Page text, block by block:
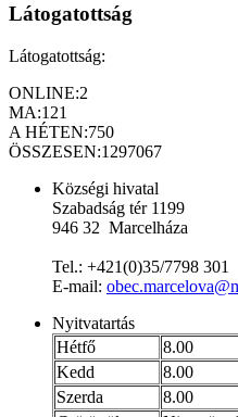
Látogatottság
Látogatottság:
ONLINE:2
MA:121
A HÉTEN:750
ÖSSZESEN:1297067
Községi hivatal
Szabadság tér 1199
946 32 Marcelháza
Tel.: +421(0)35/7798 301
E-mail:
Nyitvatartás
Hétfő
8.00
Kedd
8.00
Szerda
8.00